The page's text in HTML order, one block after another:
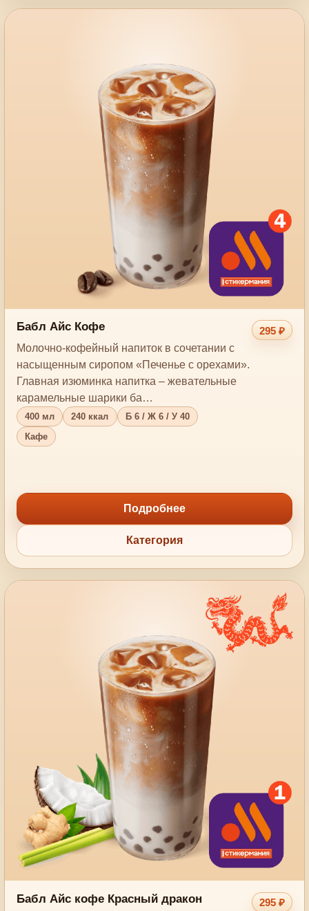
Бабл Айс Кофе
295 ₽
Молочно-кофейный напиток в сочетании с
насыщенным сиропом «Печенье с орехами».
Главная изюминка напитка – жевательные
карамельные шарики ба…
400 мл 240 ккал
Б 6 / Ж 6 / У 40
Кафе
Подробнее
Категория
Бабл Айс кофе Красный дракон 295 ₽